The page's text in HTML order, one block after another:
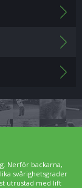
Nerför backarna,
svårighetsgrader
utrustad med lift